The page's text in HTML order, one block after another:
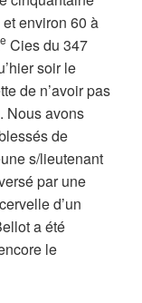
environ 60 à
e Cies du 347
soir le
de n’avoir pas
Nous avons
de
s/lieutenant
par une
d’un
a été
le